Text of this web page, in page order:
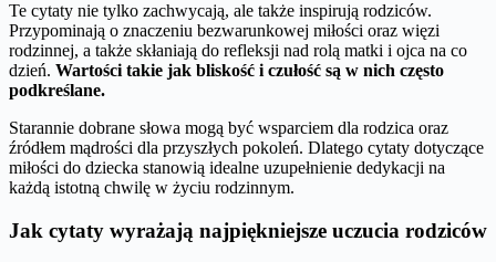
Te cytaty nie tylko zachwycają, ale także inspirują rodziców.
Przypominają o znaczeniu bezwarunkowej miłości oraz więzi
rodzinnej, a także skłaniają do refleksji nad rolą matki i ojca na co
dzień. Wartości takie jak bliskość i czułość są w nich często
podkreślane.
Starannie dobrane słowa mogą być wsparciem dla rodzica oraz
źródłem mądrości dla przyszłych pokoleń. Dlatego cytaty dotyczące
miłości do dziecka stanowią idealne uzupełnienie dedykacji na
każdą istotną chwilę w życiu rodzinnym.
Jak cytaty wyrażają najpiękniejsze uczucia rodziców